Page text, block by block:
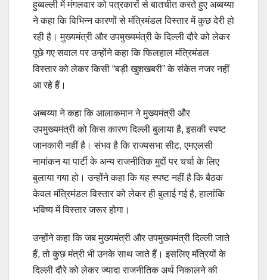
हुब्बल्ली में मंगलवार को पत्रकारों से बातचीत करते हुए अब्बय्या
ने कहा कि विभिन्न कारणों से मंत्रिमंडल विस्तार में कुछ देरी हो
रही है। मुख्यमंत्री और उपमुख्यमंत्री के दिल्ली दौरे को लेकर
पूछे गए सवाल पर उन्होंने कहा कि फिलहाल मंत्रिमंडल
विस्तार को लेकर किसी “बड़ी खुशखबरी” के संकेत नजर नहीं
आ रहे हैं।
अब्बय्या ने कहा कि आलाकमान ने मुख्यमंत्री और
उपमुख्यमंत्री को किस कारण दिल्ली बुलाया है, इसकी स्पष्ट
जानकारी नहीं है। संभव है कि राज्यसभा सीट, एमएलसी
नामांकन या पार्टी के अन्य राजनीतिक मुद्दों पर चर्चा के लिए
बुलाया गया हो। उन्होंने कहा कि यह स्पष्ट नहीं है कि बैठक
केवल मंत्रिमंडल विस्तार को लेकर ही बुलाई गई है, हालांकि
भविष्य में विस्तार जरूर होगा।
उन्होंने कहा कि जब मुख्यमंत्री और उपमुख्यमंत्री दिल्ली जाते
हैं, तो कुछ मंत्री भी उनके साथ जाते हैं। इसलिए मंत्रियों के
दिल्ली दौरे को लेकर ज्यादा राजनीतिक अर्थ निकालने की